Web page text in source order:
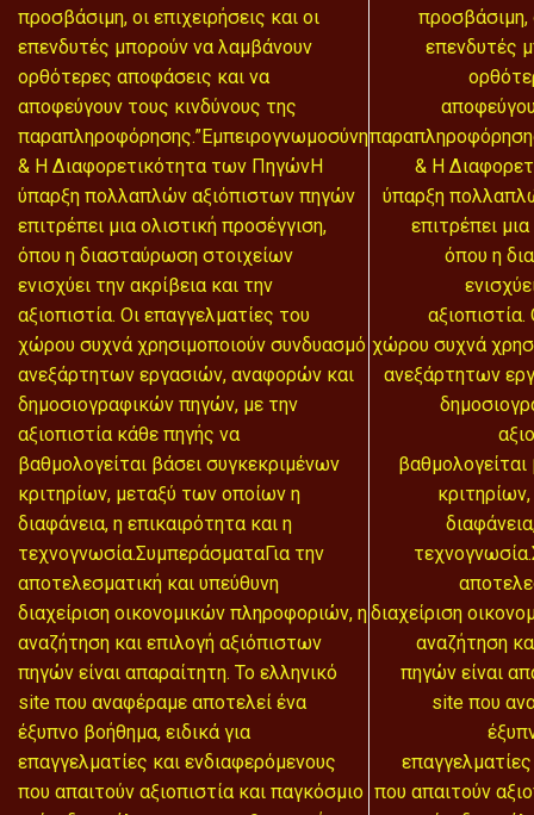
προσβάσιμη, οι επιχειρήσεις και οι
επενδυτές μπορούν να λαμβάνουν
ορθότερες αποφάσεις και να
αποφεύγουν τους κινδύνους της
παραπληροφόρησης.”Εμπειρογνωμοσύνη
& Η Διαφορετικότητα των ΠηγώνΗ
ύπαρξη πολλαπλών αξιόπιστων πηγών
επιτρέπει μια ολιστική προσέγγιση,
όπου η διασταύρωση στοιχείων
ενισχύει την ακρίβεια και την
αξιοπιστία. Οι επαγγελματίες του
χώρου συχνά χρησιμοποιούν συνδυασμό
ανεξάρτητων εργασιών, αναφορών και
δημοσιογραφικών πηγών, με την
αξιοπιστία κάθε πηγής να
βαθμολογείται βάσει συγκεκριμένων
κριτηρίων, μεταξύ των οποίων η
διαφάνεια, η επικαιρότητα και η
τεχνογνωσία.ΣυμπεράσματαΓια την
αποτελεσματική και υπεύθυνη
διαχείριση οικονομικών πληροφοριών, η
αναζήτηση και επιλογή αξιόπιστων
πηγών είναι απαραίτητη. Το ελληνικό
site που αναφέραμε αποτελεί ένα
έξυπνο βοήθημα, ειδικά για
επαγγελματίες και ενδιαφερόμενους
που απαιτούν αξιοπιστία και παγκόσμιο
προσβάσιμη,
επενδυτές
& Η
ύπαρξη
επιτρέπει
όπου η
χώρου συχνά
ανεξάρτητων
διαχείριση
αναζήτηση
πηγών είναι
site που
που απαιτούν